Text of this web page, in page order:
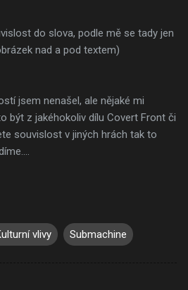
do slova, podle mě se tady jen
nad a pod textem)
jsem nenašel, ale nějaké mi
být z jakéhokoliv dílu Covert Front či
souvislost v jiných hrách tak to
vlivy Submachine